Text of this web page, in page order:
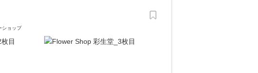
ショップ